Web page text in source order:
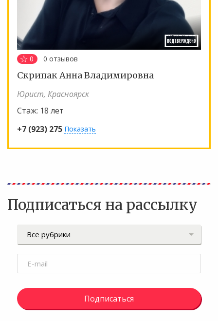
0 0 отзывов
Скрипак Анна Владимировна
Юрист, Красноярск
Стаж: 18 лет
+7 (923) 275 Показать
Подписаться на рассылку
Подписаться